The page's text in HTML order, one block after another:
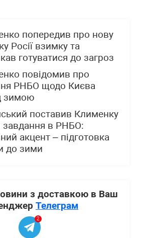
попередив про нову
Росії взимку та
готуватися до загроз
повідомив про
РНБО щодо Києва
зимою
поставив Клименку
завдання в РНБО:
акцент – підготовка
до зими
з доставкою в Ваш
Телеграм
2